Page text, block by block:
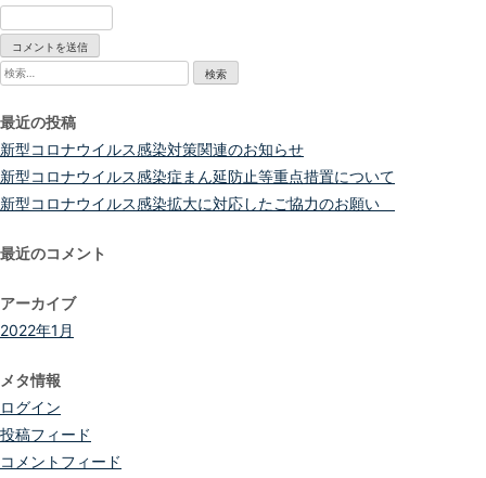
検
最近の投稿
新型コロナウイルス感染対策関連のお知らせ
新型コロナウイルス感染症まん延防止等重点措置について
新型コロナウイルス感染拡大に対応したご協力のお願い
最近のコメント
アーカイブ
2022年1月
メタ情報
ログイン
投稿フィード
コメントフィード